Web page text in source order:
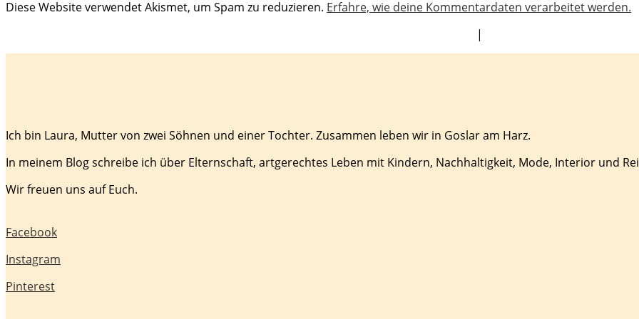
Diese Website verwendet Akismet, um Spam zu reduzieren. Erfahre, wie deine Kommentardaten verarbeitet werden.
|
Ich bin Laura, Mutter von zwei Söhnen und einer Tochter. Zusammen leben wir in Goslar am Harz.
In meinem Blog schreibe ich über Elternschaft, artgerechtes Leben mit Kindern, Nachhaltigkeit, Mode, Interior und
Wir freuen uns auf Euch.
Facebook
Instagram
Pinterest